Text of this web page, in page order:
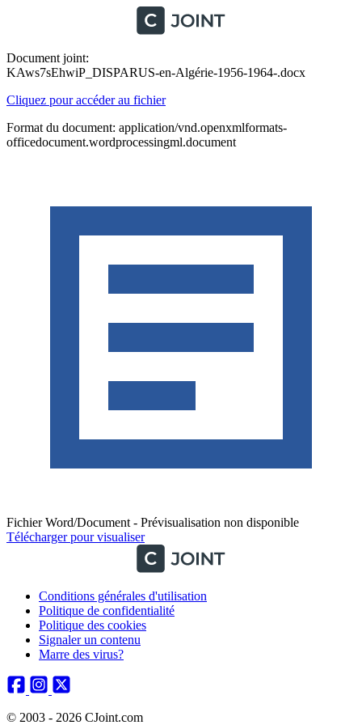
Document joint:
KAws7sEhwiP_DISPARUS-en-Algérie-1956-1964-.docx
Cliquez pour accéder au fichier
Format du document: application/vnd.openxmlformats-
officedocument.wordprocessingml.document
Fichier Word/Document - Prévisualisation non disponible
Télécharger pour visualiser
Conditions générales d'utilisation
Politique de confidentialité
Politique des cookies
Signaler un contenu
Marre des virus?
© 2003 - 2026 CJoint.com